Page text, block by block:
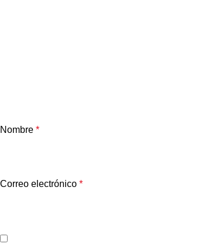
Nombre *
Correo electrónico *